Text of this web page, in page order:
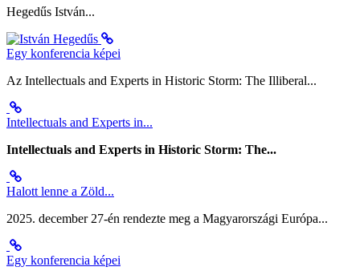
Hegedűs István...
Egy konferencia képei
Az Intellectuals and Experts in Historic Storm: The Illiberal...
Intellectuals and Experts in...
Intellectuals and Experts in Historic Storm: The...
Halott lenne a Zöld...
2025. december 27-én rendezte meg a Magyarországi Európa...
Egy konferencia képei